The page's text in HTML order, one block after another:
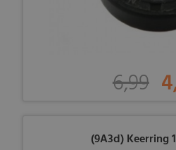
6,99
(9A3d) Keerring